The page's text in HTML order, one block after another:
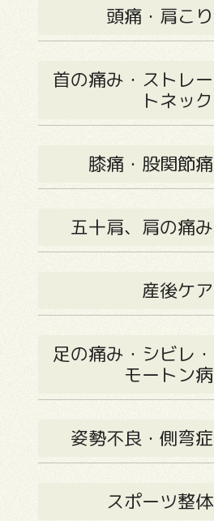
頭痛・肩こり
首の痛み・ストレー
トネック
膝痛・股関節痛
五十肩、肩の痛み
産後ケア
足の痛み・シビレ・
モートン病
姿勢不良・側弯症
スポーツ整体